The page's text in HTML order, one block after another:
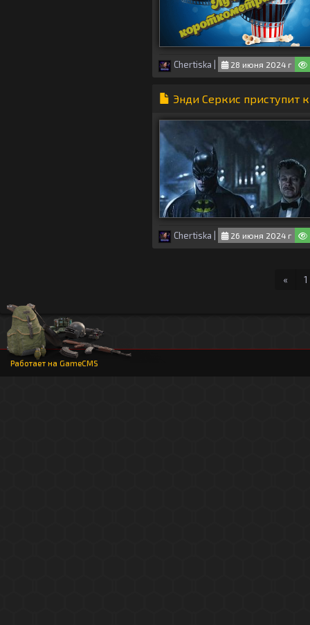
Chertiska 28 июня 2024 г
Энди Серкис приступит
Chertiska 26 июня 2024 г
« 1
Работает на GameCMS